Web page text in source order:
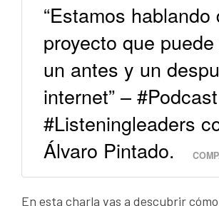
“Estamos hablando
proyecto que
un antes y un
internet” – #Podcast
#Listeningleaders
Álvaro Pintado.
En esta charla vas a descubrir